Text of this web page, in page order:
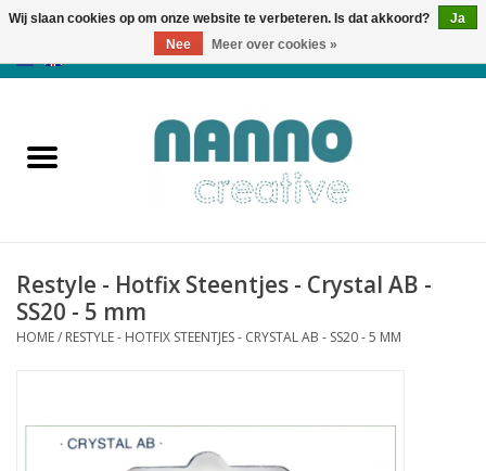
Producten
Nieuws
Herfst & Halloween
Restyle - Hotfix Steentjes - Crystal AB -
SS20 - 5 mm
HOME/ RESTYLE - HOTFIX STEENTJES - CRYSTAL AB - SS20 - 5 MM
Wij slaan cookies op om onze website te verbeteren. Is dat akkoord?
Ja
Nee
Meer over cookies »